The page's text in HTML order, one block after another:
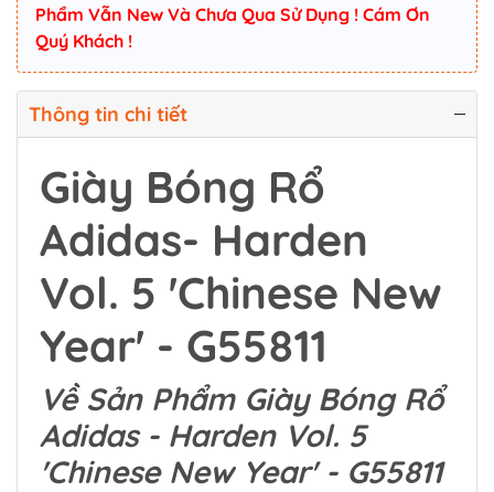
Phẩm Vẫn New Và Chưa Qua Sử Dụng ! Cám Ơn
Quý Khách !
Thông tin chi tiết
Giày Bóng Rổ
Adidas- Harden
Vol. 5 'Chinese New
Year' - G55811
Về Sản Phẩm Giày Bóng Rổ
Adidas - Harden Vol. 5
'Chinese New Year' - G55811